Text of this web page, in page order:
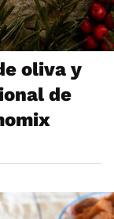
oliva y
de